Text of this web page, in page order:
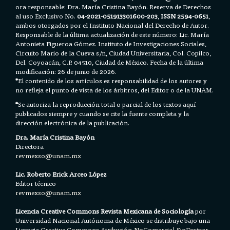
ora responsable: Dra. María Cristina Bayón. Reserva de Derechos
al uso Exclusivo No.04-2021-051913301600-203,ISSN 2594-0651,
ambos otorgados por el Instituto Nacional del Derecho de Autor.
Responsable de la última actualización de este número: Lic. María
Antonieta Figueroa Gómez. Instituto de Investigaciones Sociales,
Circuito Mario de la Cueva s/n, Ciudad Universitaria, Col. Copilco,
Del. Coyoacán, C.P. 04510, Ciudad de México. Fecha de la última
modificación: 26 de junio de 2026.
*El contenido de los artículos es responsabilidad de los autores y
no refleja el punto de vista de los árbitros, del Editor o de la UNAM.
*Se autoriza la reproducción total o parcial de los textos aquí
publicados siempre y cuando se cite la fuente completa y la
dirección electrónica de la publicación.
Dra. María Cristina Bayón
Directora
revmexso@unam.mx
Lic. Roberto Erick Arceo López
Editor técnico
revmexso@unam.mx
Licencia Creative Commons Revista Mexicana de Sociologíapor
Universidad Nacional Autónoma de México se distribuye bajo una